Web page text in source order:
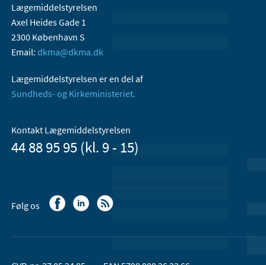
Lægemiddelstyrelsen
Axel Heides Gade 1
2300 København S
Email: dkma@dkma.dk
Lægemiddelstyrelsen er en del af
Sundheds- og Kirkeministeriet.
Kontakt Lægemiddelstyrelsen
44 88 95 95 (kl. 9 - 15)
Følg os